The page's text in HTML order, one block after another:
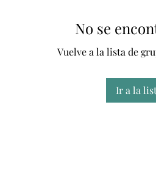
No se
Vuelve a la lista de
Ir a la